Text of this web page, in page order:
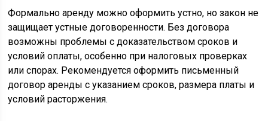
Формально аренду можно оформить устно, но закон не
защищает устные договоренности. Без договора
возможны проблемы с доказательством сроков и
условий оплаты, особенно при налоговых проверках
или спорах. Рекомендуется оформить письменный
договор аренды с указанием сроков, размера платы и
условий расторжения.